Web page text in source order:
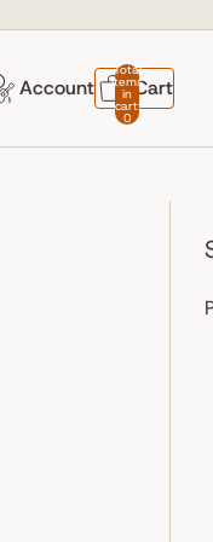
Account
Total
items
in
cart:
0
Cart